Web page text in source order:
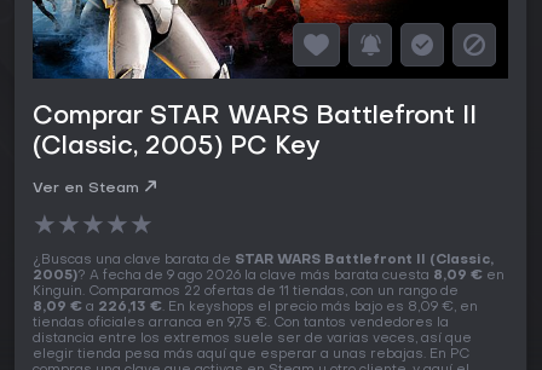
Comprar STAR WARS Battlefront II
(Classic, 2005) PC Key
Ver en Steam
★★★★★
¿Buscas una clave barata de STAR WARS Battlefront II (Classic,
2005)? A fecha de 9 ago 2026 la clave más barata cuesta 8,09 € en
Kinguin. Comparamos 22 ofertas de 11 tiendas, con un rango de
8,09 € a 226,13 €. En keyshops el precio más bajo es 8,09 €, en
tiendas oficiales arranca en 9,75 €. Con tantos vendedores la
distancia entre los extremos suele ser de varias veces, así que
elegir tienda pesa más aquí que esperar a unas rebajas. En PC